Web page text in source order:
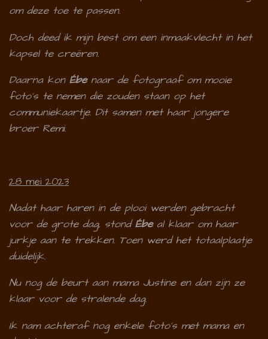
om deze toe te passen.
Doch deed ik mijn best om een inmaakvlecht in het
kapsel te creëren.
Daarna kon Ébe naar de fotograaf om mooie
foto's te nemen die zouden staan op het
communiekaartje. Dit samen met haar jongere
broer Remi.
28 mei 2023
Nadat haar haren in de plooi werden gebracht
voor de grote dag, stondÉbeal klaar om haar
jurkje aan te trekken. Toen werd het totaalplaatje
duidelijk.
Nu nog de beurt aan mama Justine en dan zijn ze
klaar voor de stralende dag.
Ik nam achteraf nog enkele foto's met mama en